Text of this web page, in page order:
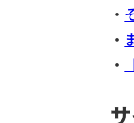
・
・
・